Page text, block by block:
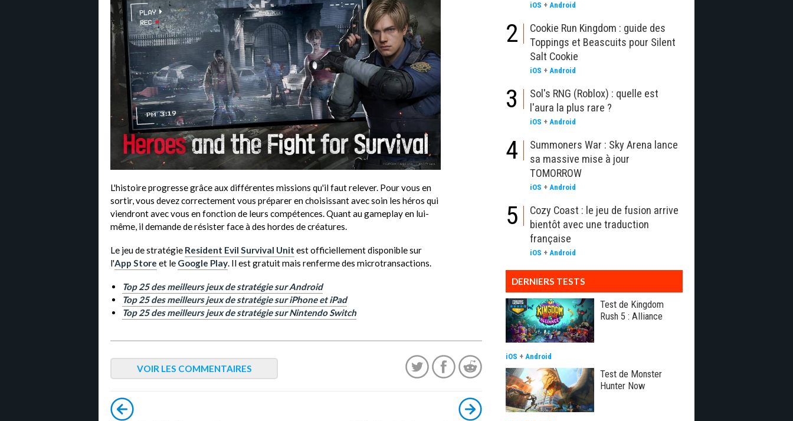
L'histoire progresse grâce aux différentes missions qu'il faut relever. Pour vous en
sortir, vous devez correctement vous préparer en choisissant avec soin les héros qui
viendront avec vous en fonction de leurs compétences. Quant au gameplay en lui-
même, il demande de résister face à des hordes de créatures.
Le jeu de stratégie Resident Evil Survival Unit est officiellement disponible sur
l'App Store et le Google Play. Il est gratuit mais renferme des microtransactions.
Top 25 des meilleurs jeux de stratégie sur Android
Top 25 des meilleurs jeux de stratégie sur iPhone et iPad
Top 25 des meilleurs jeux de stratégie sur Nintendo Switch
VOIR LES COMMENTAIRES
iOS + Android
2
Cookie Run Kingdom : guide des
Toppings et Beascuits pour Silent
Salt Cookie
iOS + Android
3
Sol's RNG (Roblox) : quelle est
l'aura la plus rare ?
iOS + Android
4
Summoners War : Sky Arena lance
sa massive mise à jour
TOMORROW
iOS + Android
5
Cozy Coast : le jeu de fusion arrive
bientôt avec une traduction
française
iOS + Android
DERNIERS TESTS
Test de Kingdom
Rush 5 : Alliance
iOS + Android
Test de Monster
Hunter Now